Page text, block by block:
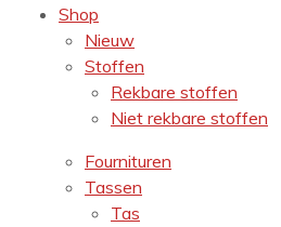
Shop
Nieuw
Stoffen
Rekbare stoffen
Niet rekbare stoffen
Fournituren
Tassen
Tas